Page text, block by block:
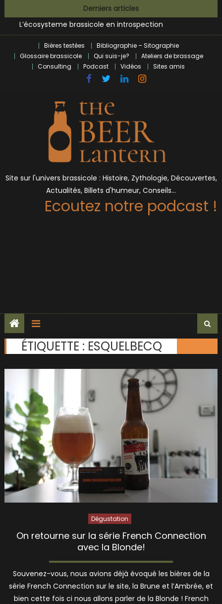
to
Derniers articles
L’écosysteme brassicole en introspection
Zoumaï : pionnier de la révolution craft à Marseille
L’intelligence artificielle dans le milieu brassicole
BrewDog racheté par Tilray pour une bouchée de pain ?
Bières et célébrités
Bières testées
Bibliographie – Sitographie
Glossaire brassicole
Qui suis-je?
Ateliers de brassage
Consulting
Podcast Vidéos Sites amis
Site sur l'univers brassicole : Histoire, Zythologie, Découvertes,
Actualités, Billets d'humeur, Conseils…
Ecoutez notre podcast !
ÉTIQUETTE : ESQUELBECQ
Dégustation
On retourne sur la série French Connection
avec la Blonde!
Souvenez-vous, nous avions déjà évoqué les bières de la
série French Connection sur le site, la Brune et l’Ambrée, et
bien cette fois ci nous allons parler de la Blonde ! French